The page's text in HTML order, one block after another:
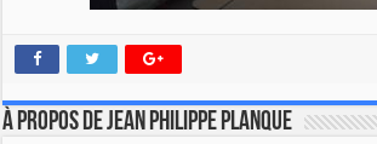
À propos de Jean Philippe Planque